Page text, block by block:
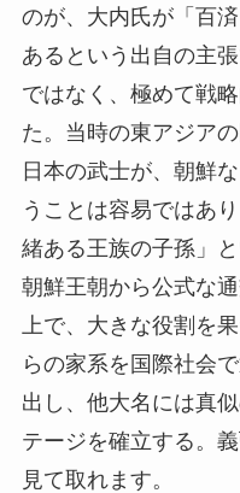
のが、大内氏が「百
あるという出自の主
ではなく、極めて戦
た。当時の東アジア
日本の武士が、朝鮮
うことは容易ではあ
緒ある王族の子孫」
朝鮮王朝から公式な
上で、大きな役割を
らの家系を国際社会
出し、他大名には真
テージを確立する。
見て取れます。